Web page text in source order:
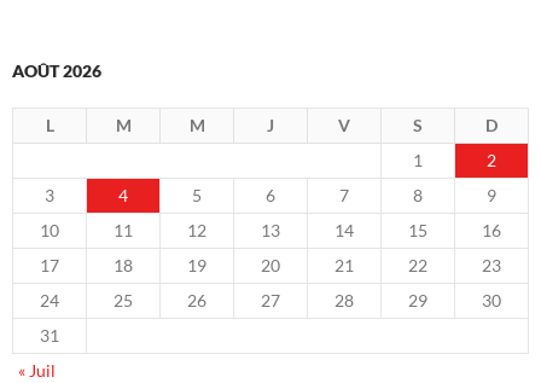
AOÛT 2026
L M M J V S
D
1
2
3
4 5 6 7 8
9
10
11 12 13 14 15
16
17
18 19 20 21 22
23
24
25 26 27 28 29
30
31
« Juil